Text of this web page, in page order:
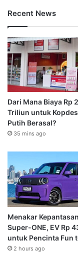
Recent News
Dari Mana Biaya Rp
Triliun untuk
Putih Berasal?
35 mins ago
Menakar
Super-ONE, EV Rp
untuk Pencinta Fun
2 hours ago